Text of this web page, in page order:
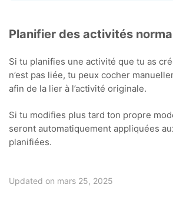
Planifier des activités
Si tu planifies une activité que tu as
n’est pas liée, tu peux cocher
afin de la lier à l’activité originale.
Si tu modifies plus tard ton propre
seront automatiquement appliquées
planifiées.
Updated on mars 25, 2025